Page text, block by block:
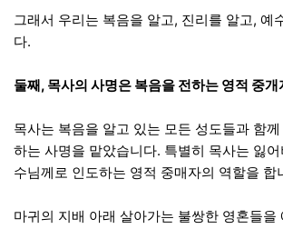
그래서 우리는 복음을 알고, 진리를 알고, 예
다.
둘째, 목사의 사명은 복음을 전하는 영적 중
목사는 복음을 알고 있는 모든 성도들과 함
하는 사명을 맡았습니다. 특별히 목사는 잃
수님께로 인도하는 영적 중매자의 역할을 합
마귀의 지배 아래 살아가는 불쌍한 영혼들을